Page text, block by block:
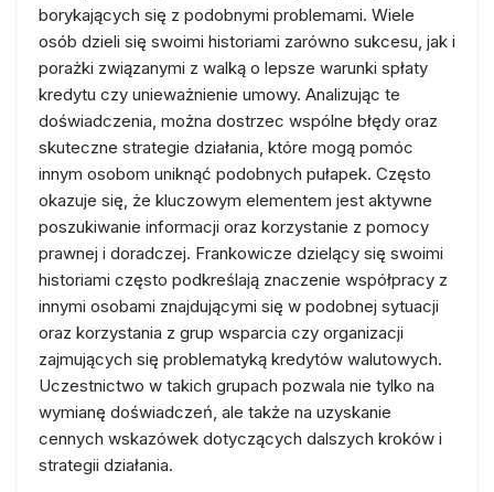
borykających się z podobnymi problemami. Wiele
osób dzieli się swoimi historiami zarówno sukcesu, jak i
porażki związanymi z walką o lepsze warunki spłaty
kredytu czy unieważnienie umowy. Analizując te
doświadczenia, można dostrzec wspólne błędy oraz
skuteczne strategie działania, które mogą pomóc
innym osobom uniknąć podobnych pułapek. Często
okazuje się, że kluczowym elementem jest aktywne
poszukiwanie informacji oraz korzystanie z pomocy
prawnej i doradczej. Frankowicze dzielący się swoimi
historiami często podkreślają znaczenie współpracy z
innymi osobami znajdującymi się w podobnej sytuacji
oraz korzystania z grup wsparcia czy organizacji
zajmujących się problematyką kredytów walutowych.
Uczestnictwo w takich grupach pozwala nie tylko na
wymianę doświadczeń, ale także na uzyskanie
cennych wskazówek dotyczących dalszych kroków i
strategii działania.